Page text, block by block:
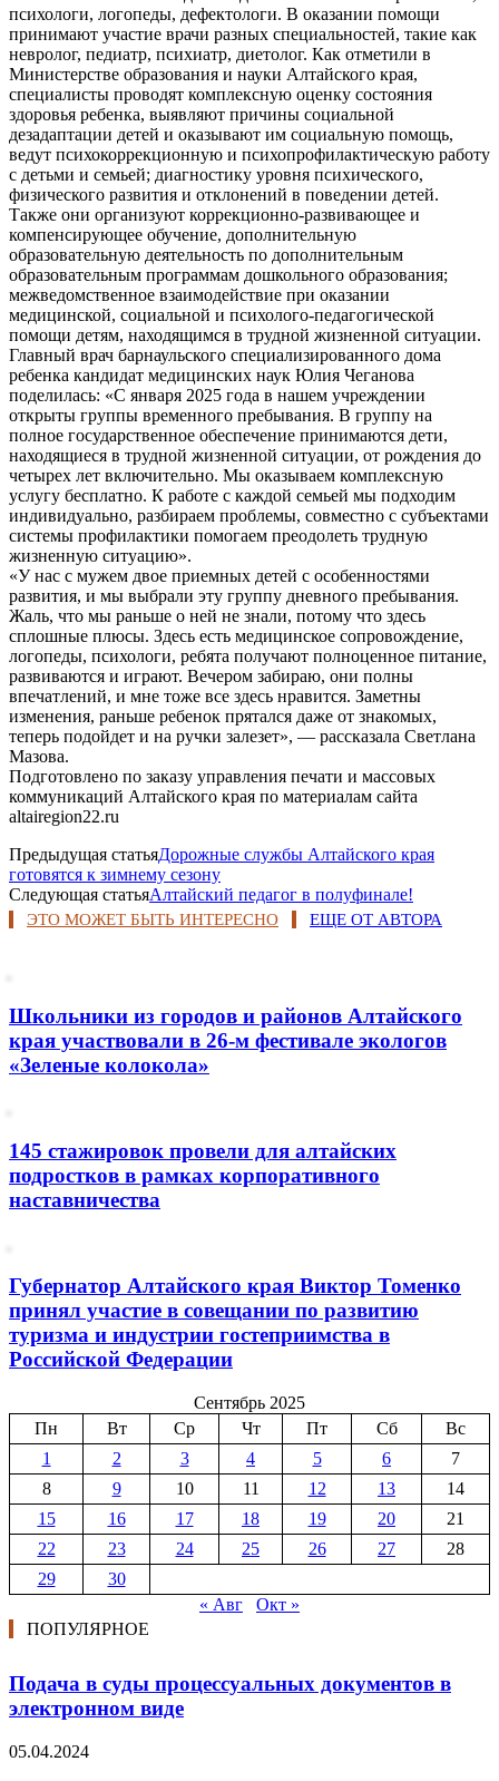
психологи, логопеды, дефектологи. В оказании помощи
принимают участие врачи разных специальностей, такие как
невролог, педиатр, психиатр, диетолог. Как отметили в
Министерстве образования и науки Алтайского края,
специалисты проводят комплексную оценку состояния
здоровья ребенка, выявляют причины социальной
дезадаптации детей и оказывают им социальную помощь,
ведут психокоррекционную и психопрофилактическую работу
с детьми и семьей; диагностику уровня психического,
физического развития и отклонений в поведении детей.
Также они организуют коррекционно-развивающее и
компенсирующее обучение, дополнительную
образовательную деятельность по дополнительным
образовательным программам дошкольного образования;
межведомственное взаимодействие при оказании
медицинской, социальной и психолого-педагогической
помощи детям, находящимся в трудной жизненной ситуации.
Главный врач барнаульского специализированного дома
ребенка кандидат медицинских наук Юлия Чеганова
поделилась: «С января 2025 года в нашем учреждении
открыты группы временного пребывания. В группу на
полное государственное обеспечение принимаются дети,
находящиеся в трудной жизненной ситуации, от рождения до
четырех лет включительно. Мы оказываем комплексную
услугу бесплатно. К работе с каждой семьей мы подходим
индивидуально, разбираем проблемы, совместно с субъектами
системы профилактики помогаем преодолеть трудную
жизненную ситуацию».
«У нас с мужем двое приемных детей с особенностями
развития, и мы выбрали эту группу дневного пребывания.
Жаль, что мы раньше о ней не знали, потому что здесь
сплошные плюсы. Здесь есть медицинское сопровождение,
логопеды, психологи, ребята получают полноценное питание,
развиваются и играют. Вечером забираю, они полны
впечатлений, и мне тоже все здесь нравится. Заметны
изменения, раньше ребенок прятался даже от знакомых,
теперь подойдет и на ручки залезет», — рассказала Светлана
Мазова.
Подготовлено по заказу управления печати и массовых
коммуникаций Алтайского края по материалам сайта
altairegion22.ru
Предыдущая статьяДорожные службы Алтайского края
готовятся к зимнему сезону
Следующая статьяАлтайский педагог в полуфинале!
ЭТО МОЖЕТ БЫТЬ ИНТЕРЕСНО ЕЩЕ ОТ АВТОРА
Школьники из городов и районов Алтайского
края участвовали в 26-м фестивале экологов
«Зеленые колокола»
145 стажировок провели для алтайских
подростков в рамках корпоративного
наставничества
Губернатор Алтайского края Виктор Томенко
принял участие в совещании по развитию
туризма и индустрии гостеприимства в
Российской Федерации
Сентябрь 2025
Пн
Вт Ср Чт Пт Сб
Вс
1
2 3 4 5 6
7
8
9 10 11 12 13
14
15
16 17 18 19 20
21
22
23 24 25 26 27
28
29
30
« Авг
Окт »
ПОПУЛЯРНОЕ
Подача в суды процессуальных документов в
электронном виде
05.04.2024